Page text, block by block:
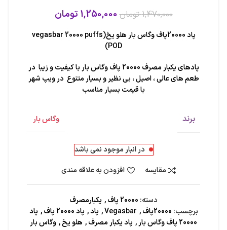
1,470,000 تومان1,250,000 تومان
پاد 20000پاف وگاس بار هلو یخ(vegasbar 20000 puffs
POD)
پادهای یکبار مصرف 20000 پاف وگاس بار با کیفیت و زیبا در
طعم های عالی ، اصیل ، بی نظیر و بسیار متنوع در ویپ شهر
با قیمت بسیار مناسب
برند وگاس بار
در انبار موجود نمی باشد
مقایسه
افزودن به علاقه مندی
دسته: 20000 پاف , یکبارمصرف
برچسب: 20000پاف ,
Vegasbar
, پاد, پاد 20000 پاف , پاد
20000 پاف وگاس بار
, پاد یکبار مصرف, هلو یخ, وگاس بار